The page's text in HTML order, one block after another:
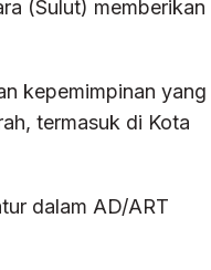
(Sulut) memberikan
kepemimpinan yang
termasuk di Kota
dalam AD/ART